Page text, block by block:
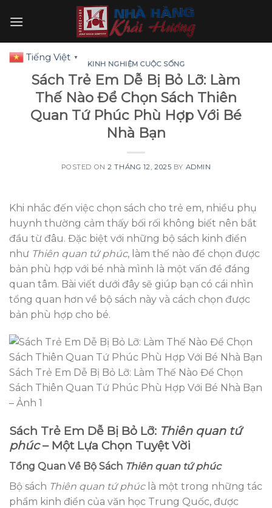
KINH NGHIỆM CUỘC SỐNG
Sách Trẻ Em Dễ Bị Bỏ Lỡ: Làm
Thế Nào Để Chọn Sách Thiên
Quan Tứ Phúc Phù Hợp Với Bé
Nhà Bạn
POSTED ON2 THÁNG 12, 2025 BY ADMIN
Khi nhắc đến việc chọn sách cho trẻ em, nhiều phụ
huynh thường cảm thấy bối rối không biết nên bắt
đầu từ đâu. Đặc biệt với những bộ sách kinh điển
như Thiên quan tứ phúc, làm thế nào để chọn được
bản phù hợp với bé nhà mình là một vấn đề đáng
quan tâm. Bài viết dưới đây sẽ giúp bạn có cái nhìn
tổng quan hơn về bộ sách này và cách chọn được
bản phù hợp cho bé.
Sách Trẻ Em Dễ Bị Bỏ Lỡ: Làm Thế Nào Để Chọn
Sách Thiên Quan Tứ Phúc Phù Hợp Với Bé Nhà Bạn
– Ảnh 1
Sách Trẻ Em Dễ Bị Bỏ Lỡ: Thiên quan tứ
phúc– Một Lựa Chọn Tuyệt Vời
Tổng Quan Về Bộ Sách Thiên quan tứ phúc
Bộ sách Thiên quan tứ phúclà một trong những tác
phẩm kinh điển của văn học Trung Quốc, được
Tiếng Việt ▼